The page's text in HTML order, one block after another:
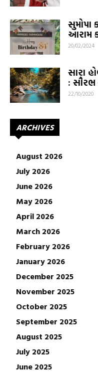
સુમોપા
આરામ
20/02/2024
સારા
: સૌરભ
22/10/2020
ARCHIVES
August 2026
July 2026
June 2026
May 2026
April 2026
March 2026
February 2026
January 2026
December 2025
November 2025
October 2025
September 2025
August 2025
July 2025
June 2025